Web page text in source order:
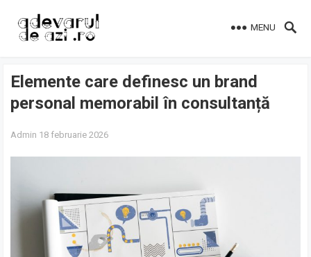
MENU
Elemente care definesc un brand
personal memorabil în consultanță
Admin 18 februarie 2026